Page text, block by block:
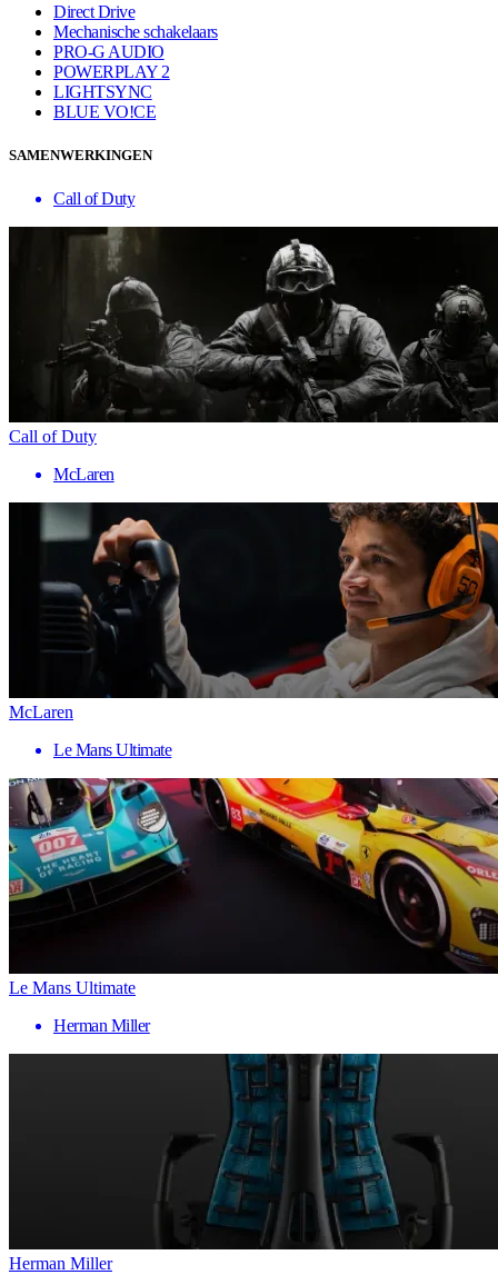
Direct Drive
Mechanische schakelaars
PRO-G AUDIO
POWERPLAY 2
LIGHTSYNC
BLUE VO!CE
SAMENWERKINGEN
Call of Duty
Call of Duty
McLaren
McLaren
Le Mans Ultimate
Le Mans Ultimate
Herman Miller
Herman Miller